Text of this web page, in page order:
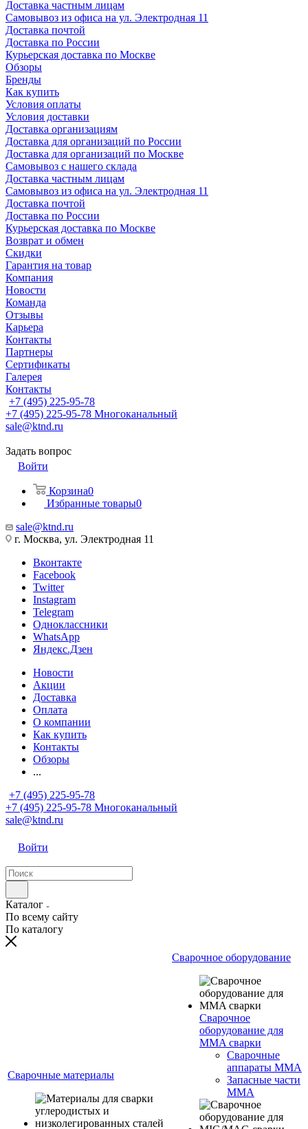
Доставка частным лицам
Самовывоз из офиса на ул. Электродная 11
Доставка почтой
Доставка по России
Курьерская доставка по Москве
Обзоры
Бренды
Как купить
Условия оплаты
Условия доставки
Доставка организациям
Доставка для организаций по России
Доставка для организаций по Москве
Самовывоз с нашего склада
Доставка частным лицам
Самовывоз из офиса на ул. Электродная 11
Доставка почтой
Доставка по России
Курьерская доставка по Москве
Возврат и обмен
Скидки
Гарантия на товар
Компания
Новости
Команда
Отзывы
Карьера
Контакты
Партнеры
Сертификаты
Галерея
Контакты
+7 (495) 225-95-78
+7 (495) 225-95-78 Многоканальный
sale@ktnd.ru
Задать вопрос
Войти
Корзина0
Избранные товары0
sale@ktnd.ru
г. Москва, ул. Электродная 11
Вконтакте
Facebook
Twitter
Instagram
Telegram
Одноклассники
WhatsApp
Яндекс.Дзен
Новости
Акции
Доставка
Оплата
О компании
Как купить
Контакты
Обзоры
...
+7 (495) 225-95-78
+7 (495) 225-95-78 Многоканальный
sale@ktnd.ru
Войти
Каталог
По всему сайту
По каталогу
Сварочные материалы
Сварочное оборудование
Сварочное
оборудование для
MMA сварки
Сварочные
аппараты MMA
Запасные части
MMA